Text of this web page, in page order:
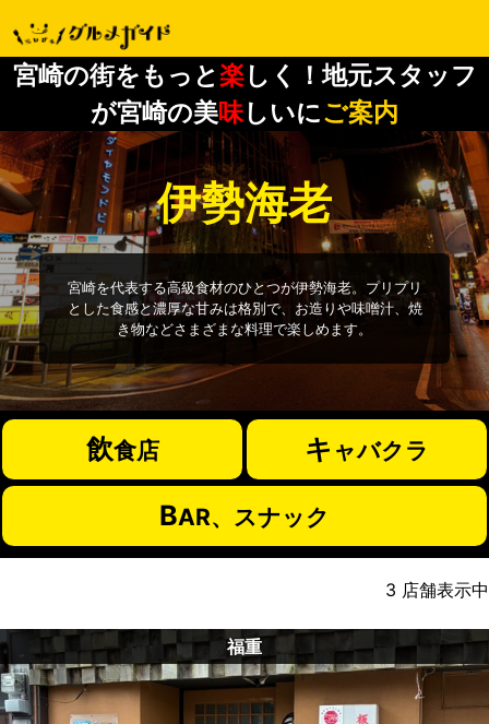
宮崎の街をもっと楽しく！地元スタッフ
が宮崎の美味しいにご案内
伊勢海老
宮崎を代表する高級食材のひとつが伊勢海老。プリプリ
とした食感と濃厚な甘みは格別で、お造りや味噌汁、焼
き物などさまざまな料理で楽しめます。
飲食店 キ ャバクラ
BAR、スナック
3 店舗表示中
福重